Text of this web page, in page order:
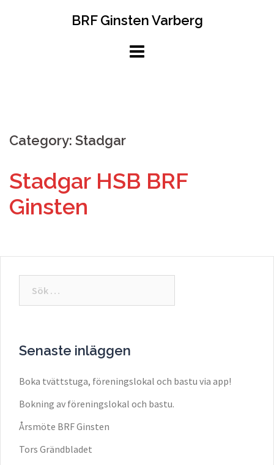
BRF Ginsten Varberg
Category: Stadgar
Stadgar HSB BRF
Ginsten
Senaste inläggen
Boka tvättstuga, föreningslokal och bastu via app!
Bokning av föreningslokal och bastu.
Årsmöte BRF Ginsten
Tors Grändbladet